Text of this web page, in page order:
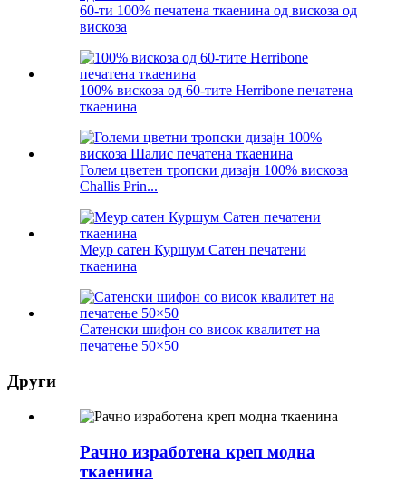
60-ти 100% печатена ткаенина од вискоза од
вискоза
100% вискоза од 60-тите Herribone печатена
ткаенина
Голем цветен тропски дизајн 100% вискоза
Challis Prin...
Меур сатен Куршум Сатен печатени
ткаенина
Сатенски шифон со висок квалитет на
печатење 50×50
Други
Рачно изработена креп модна
ткаенина